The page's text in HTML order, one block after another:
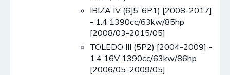
IBIZA IV (6J5. 6P1) [2008-2017]
- 1.4 1390cc/63kw/85hp
[2008/03-2015/05]
TOLEDO III (5P2) [2004-2009] -
1.4 16V 1390cc/63kw/86hp
[2006/05-2009/05]